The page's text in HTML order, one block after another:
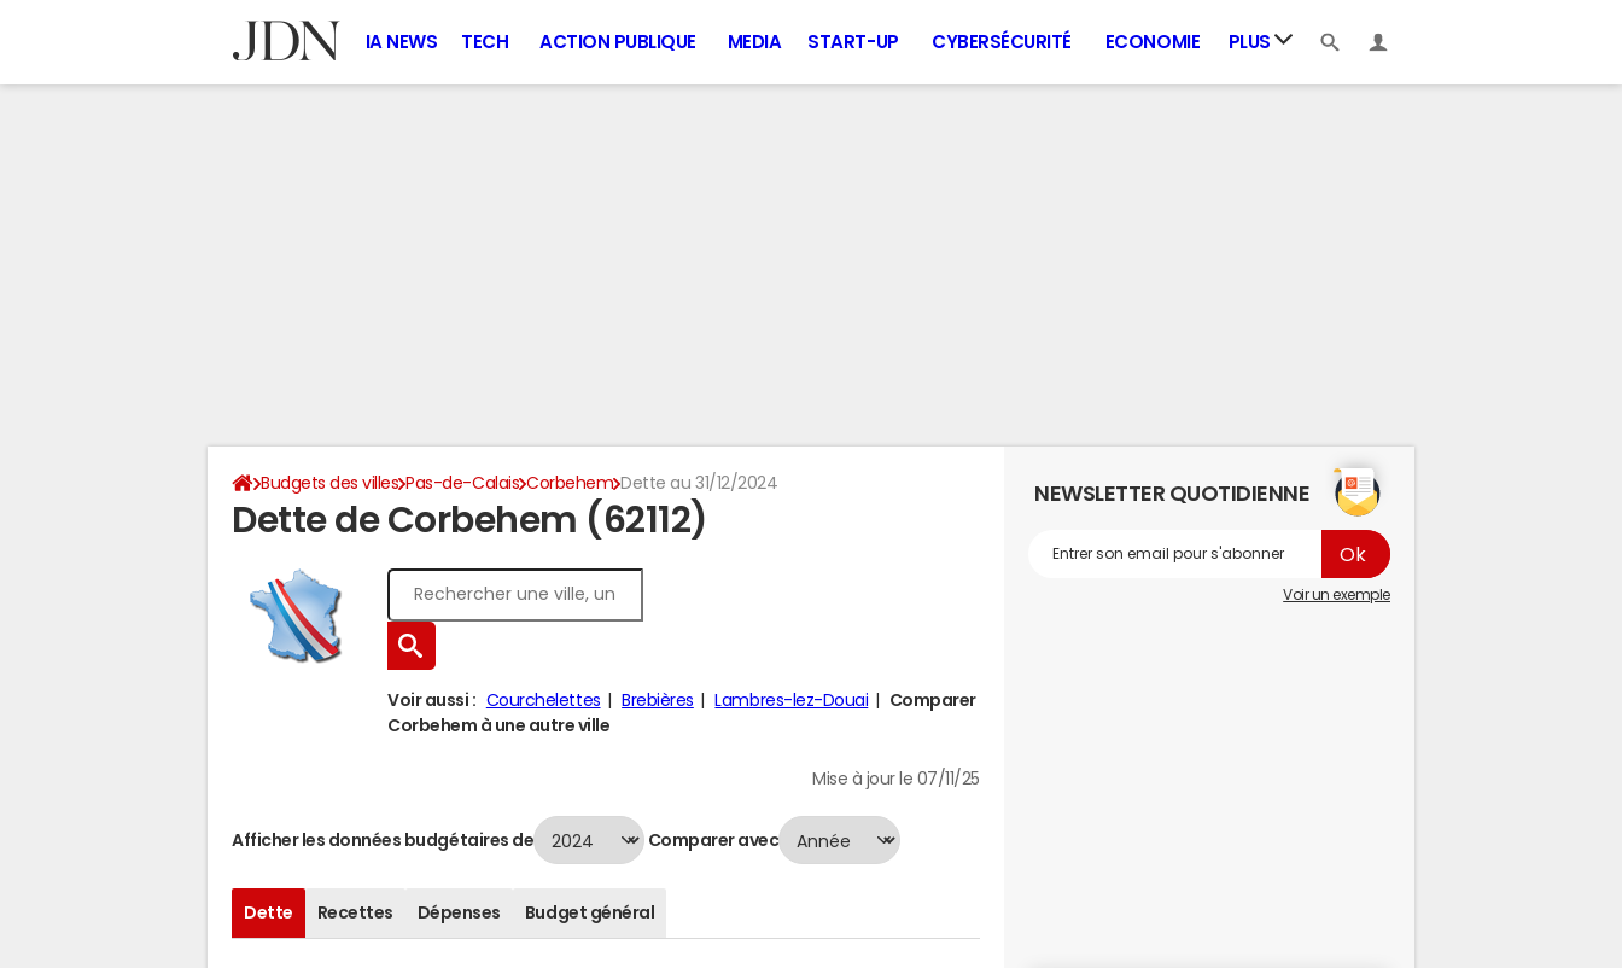
IA NEWS TECH ACTION PUBLIQUE MEDIA START-UP CYBERSÉCURITÉ ECONOMIE PLUS
Budgets des villes Pas-de-Calais Corbehem Dette au 31/12/2024
Dette de Corbehem (62112)
Voir aussi : Courchelettes Brebières Lambres-lez-Douai
Comparer
Corbehem à une autre ville
Mise à jour le 07/11/25
Afficher les données budgétaires de Comparer avec
Dette Recettes Dépenses Budget général
NEWSLETTER QUOTIDIENNE
Voir un exemple